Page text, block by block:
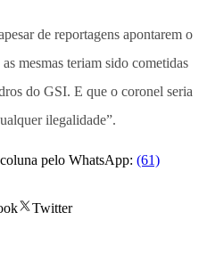
de reportagens apontarem o
mesmas teriam sido cometidas
do GSI. E que o coronel seria
ilegalidade”.
pelo WhatsApp: (61)
Twitter